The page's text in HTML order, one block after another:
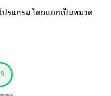
รแกรม โดยแยกเป็นหมวด